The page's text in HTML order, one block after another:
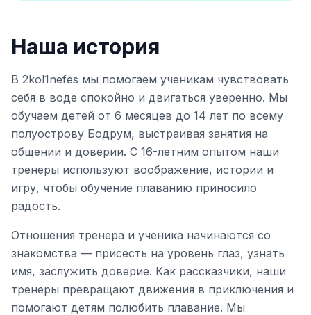
Наша история
В 2kol1nefes мы помогаем ученикам чувствовать
себя в воде спокойно и двигаться уверенно. Мы
обучаем детей от 6 месяцев до 14 лет по всему
полуострову Бодрум, выстраивая занятия на
общении и доверии. С 16-летним опытом наши
тренеры используют воображение, истории и
игру, чтобы обучение плаванию приносило
радость.
Отношения тренера и ученика начинаются со
знакомства — присесть на уровень глаз, узнать
имя, заслужить доверие. Как рассказчики, наши
тренеры превращают движения в приключения и
помогают детям полюбить плавание. Мы